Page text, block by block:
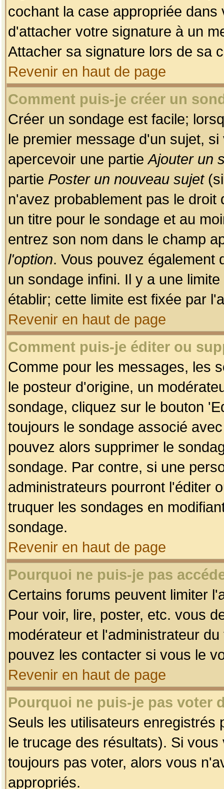
cochant la case appropriée
d'attacher votre signature à un
Attacher sa signature lors de sa
Revenir en haut de page
Comment puis-je créer un
Créer un sondage est facile;
le premier message d'un sujet,
apercevoir une partieAjouter un
partie Poster un nouveau sujet(si
n'avez probablement pas le
un titre pour le sondage et au
entrez son nom dans le champ
l'option. Vous pouvez également
un sondage infini. Il y a une
établir; cette limite est fixée par
Revenir en haut de page
Comment puis-je éditer ou
Comme pour les messages, les
le posteur d'origine, un
sondage, cliquez sur le bouton
toujours le sondage associé
pouvez alors supprimer le
sondage. Par contre, si une
administrateurs pourront l'éditer
truquer les sondages en
sondage.
Revenir en haut de page
Pourquoi ne puis-je pas
Certains forums peuvent limiter
Pour voir, lire, poster, etc. vous
modérateur et l'administrateur
pouvez les contacter si vous le
Revenir en haut de page
Pourquoi ne puis-je pas voter
Seuls les utilisateurs enregistrés
le trucage des résultats). Si
toujours pas voter, alors vous
appropriés.